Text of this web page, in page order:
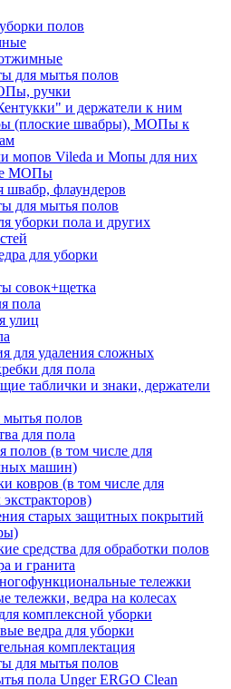
полов
для мытья полов
ручки
и держатели к ним
(плоские швабры), МОПы к
мопов Vileda и Мопы для них
МОПы
швабр, флаундеров
для мытья полов
уборки пола и других
для уборки
совок+щетка
пола
улиц
для удаления сложных
для пола
таблички и знаки, держатели
полов
для пола
полов (в том числе для
машин)
ковров (в том числе для
старых защитных покрытий
средства для обработки полов
и гранита
тележки
тележки, ведра на колесах
комплексной уборки
ведра для уборки
комплектация
для мытья полов
пола Unger ERGO Clean